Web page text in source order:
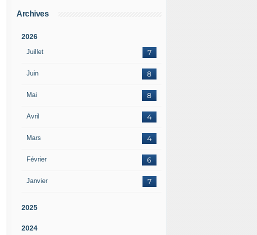
Archives
2026
Juillet 7
Juin 8
Mai 8
Avril 4
Mars 4
Février 6
Janvier 7
2025
2024